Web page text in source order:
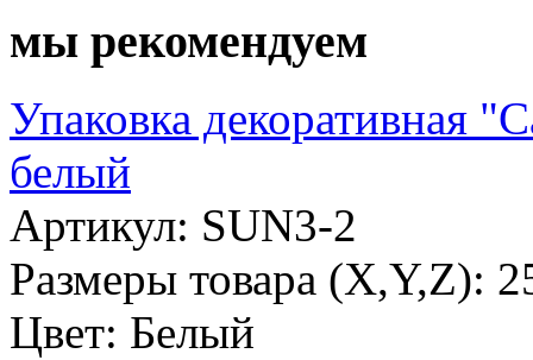
мы рекомендуем
Упаковка декоративная
белый
Артикул: SUN3-2
Размеры товара (X,Y,Z):
Цвет: Белый